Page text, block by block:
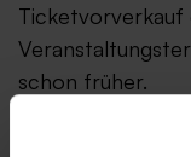
Ticketvorverkauf
schon früher.